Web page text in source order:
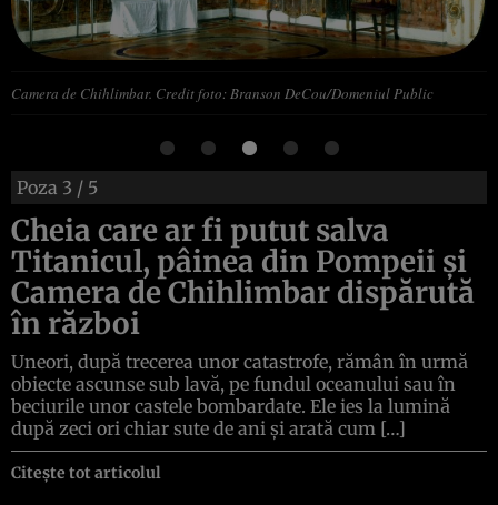
Camera de Chihlimbar. Credit foto: Branson DeCou/Domeniul Public
Poza 3 / 5
Cheia care ar fi putut salva
Titanicul, pâinea din Pompeii și
Camera de Chihlimbar dispărută
în război
Uneori, după trecerea unor catastrofe, rămân în urmă
obiecte ascunse sub lavă, pe fundul oceanului sau în
beciurile unor castele bombardate. Ele ies la lumină
după zeci ori chiar sute de ani și arată cum […]
Citește tot articolul